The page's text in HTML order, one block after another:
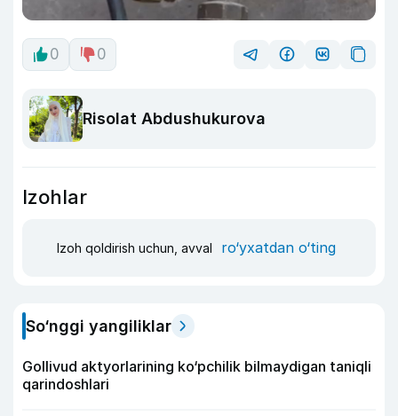
0 0
Risolat Abdushukurova
Izohlar
Izoh qoldirish uchun, avval ro‘yxatdan o‘ting
So‘nggi yangiliklar
Gollivud aktyorlarining ko‘pchilik bilmaydigan taniqli
qarindoshlari